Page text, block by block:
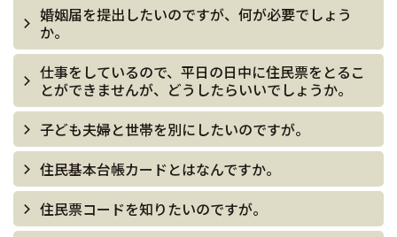
婚姻届を提出したいのですが、何が必要でしょう
か。
仕事をしているので、平日の日中に住民票をとるこ
とができませんが、どうしたらいいでしょうか。
子ども夫婦と世帯を別にしたいのですが。
住民基本台帳カードとはなんですか。
住民票コードを知りたいのですが。